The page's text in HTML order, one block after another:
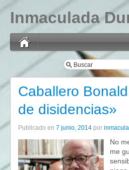
Inmaculada
Caballero
de disidencias»
Publicado en 7 junio, 2014 por
No
me